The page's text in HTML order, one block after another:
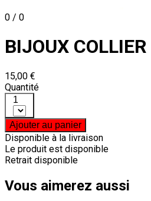
0 / 0
BIJOUX
15,00 €
Quantité
1
Ajouter au panier
Disponible à la livraison
Le produit est disponible
Retrait disponible
Vous aimerez aussi